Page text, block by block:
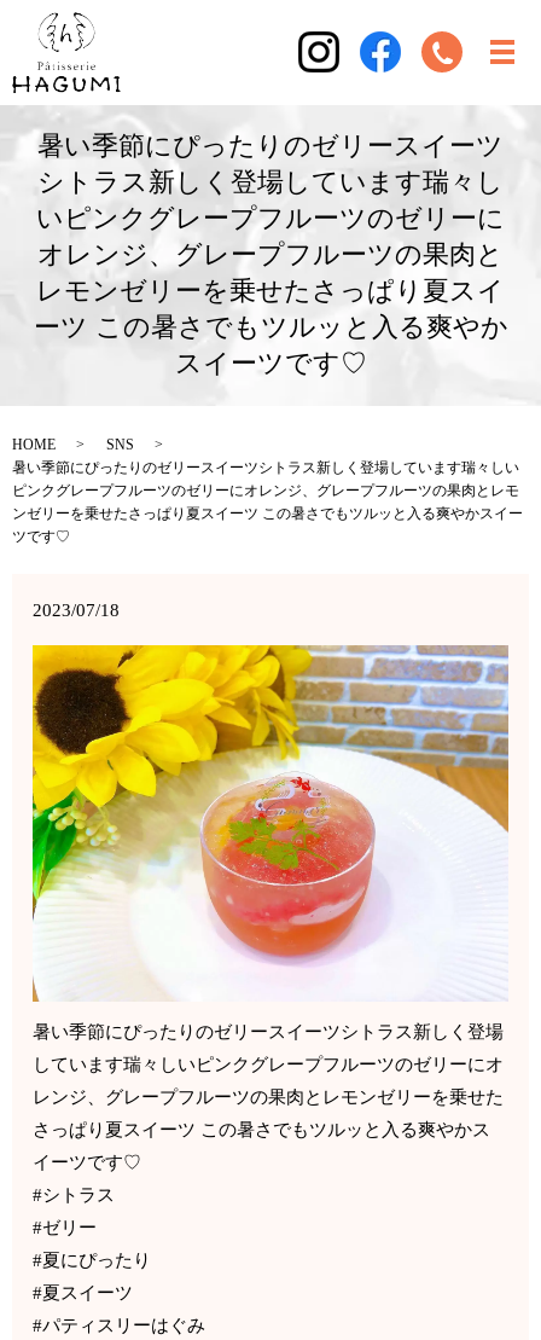
暑い季節にぴったりのゼリースイーツ
シトラス新しく登場しています瑞々し
いピンクグレープフルーツのゼリーに
オレンジ、グレープフルーツの果肉と
レモンゼリーを乗せたさっぱり夏スイ
ーツ この暑さでもツルッと入る爽やか
スイーツです♡
HOME
SNS
暑い季節にぴったりのゼリースイーツシトラス新しく登場しています瑞々しい
ピンクグレープフルーツのゼリーにオレンジ、グレープフルーツの果肉とレモ
ンゼリーを乗せたさっぱり夏スイーツ この暑さでもツルッと入る爽やかスイー
ツです♡
2023/07/18
暑い季節にぴったりのゼリースイーツシトラス新しく登場
しています瑞々しいピンクグレープフルーツのゼリーにオ
レンジ、グレープフルーツの果肉とレモンゼリーを乗せた
さっぱり夏スイーツ この暑さでもツルッと入る爽やかス
イーツです♡
#シトラス
#ゼリー
#夏にぴったり
#夏スイーツ
#パティスリーはぐみ